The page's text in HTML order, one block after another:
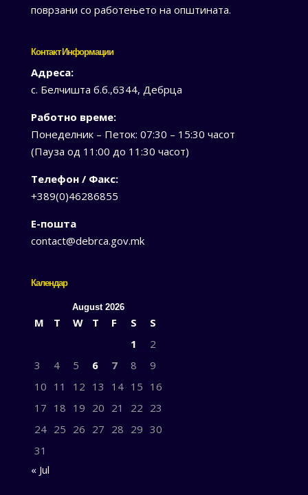
поврзани со работењето на општината.
Контакт Информации
Адреса:
с. Белчишта б.б.,6344, Дебрца
Работно време:
Понеделник – Петок: 07:30 – 15:30 часот
(Пауза од 11:00 до 11:30 часот)
Телефон / Факс:
+389(0)46286855
Е-пошта
contact@debrca.gov.mk
Календар
August 2026
M T W T F S
S
1
2
3
4 5 6 7 8
9
10 11 12 13 14 15 16
17 18 19 20 21 22 23
24 25 26 27 28 29 30
31
« Jul